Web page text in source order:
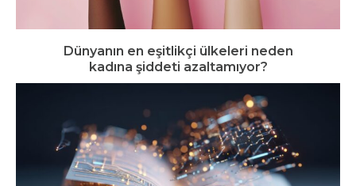
Dünyanın en eşitlikçi ülkeleri neden
kadına şiddeti azaltamıyor?